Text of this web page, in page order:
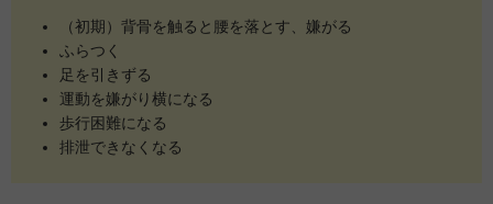
（初期）背骨を触ると腰を落とす、嫌がる
ふらつく
足を引きずる
運動を嫌がり横になる
歩行困難になる
排泄できなくなる